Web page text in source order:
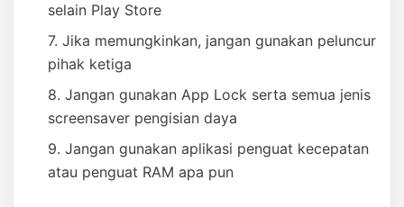
selain Play Store
Jika memungkinkan, jangan gunakan peluncur
pihak ketiga
Jangan gunakan App Lock serta semua jenis
screensaver pengisian daya
Jangan gunakan aplikasi penguat kecepatan
atau penguat RAM apa pun